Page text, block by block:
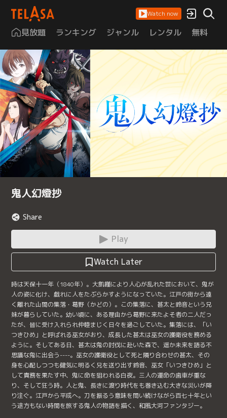
Watch now
見放題 ランキング ジャンル レンタル 無料
鬼人幻燈抄
Share
Play
Watch Later
時は天保十一年（1840年）。大飢饉により人心が乱れた世において、鬼が
人の姿に化け、戯れに人をたぶらかすようになっていた。江戸の街から遠
く離れた山間の集落・葛野（かどの）。この集落に、甚太と鈴音という兄
妹が暮らしていた。幼い頃に、ある理由から葛野に来たよそ者の二人だっ
たが、皆に受け入れられ仲睦まじく日々を過ごしていた。集落には、「い
つきひめ」と呼ばれる巫女がおり、成長した甚太は巫女の護衛役を務める
ように。そしてある日、甚太は鬼の討伐に赴いた森で、遥か未来を語る不
思議な鬼に出会う----。巫女の護衛役として死と隣り合わせの甚太、その
身を心配しつつも健気に明るく兄を送り出す鈴音、巫女「いつきひめ」と
して責務を果たす中、鬼に命を狙われる白夜。三人の運命の歯車が重な
り、そして狂う時。人と鬼、長きに渡り時代をも巻き込む大きな災いが降
り注ぐ。江戸から平成へ。刀を振るう意味を問い続けながら百七十年とい
う途方もない時間を旅する鬼人の物語を描く、和風大河ファンタジー。